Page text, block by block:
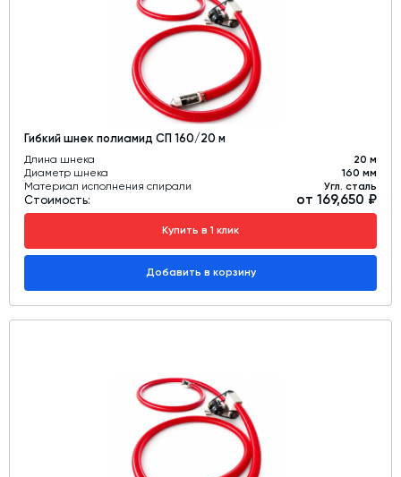
Гибкий шнек полиамид СП 160/20 м
Длина шнека
20 м
Диаметр шнека
160 мм
Материал исполнения спирали
Угл. сталь
Стоимость: от 169,650 ₽
Купить в 1 клик
Добавить в корзину